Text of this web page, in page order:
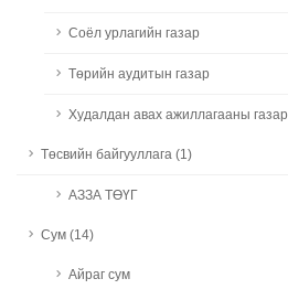
Соёл урлагийн газар
Төрийн аудитын газар
Худалдан авах ажиллагааны газар
Төсвийн байгууллага (1)
АЗЗА ТӨҮГ
Сум (14)
Айраг сум